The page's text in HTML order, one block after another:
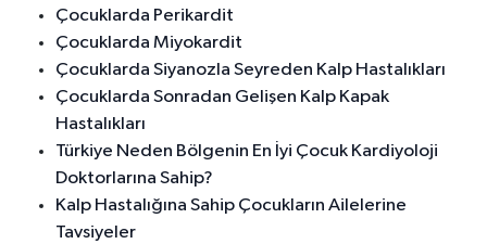
Çocuklarda Perikardit
Çocuklarda Miyokardit
Çocuklarda Siyanozla Seyreden Kalp Hastalıkları
Çocuklarda Sonradan Gelişen Kalp Kapak
Hastalıkları
Türkiye Neden Bölgenin En İyi Çocuk Kardiyoloji
Doktorlarına Sahip?
Kalp Hastalığına Sahip Çocukların Ailelerine
Tavsiyeler